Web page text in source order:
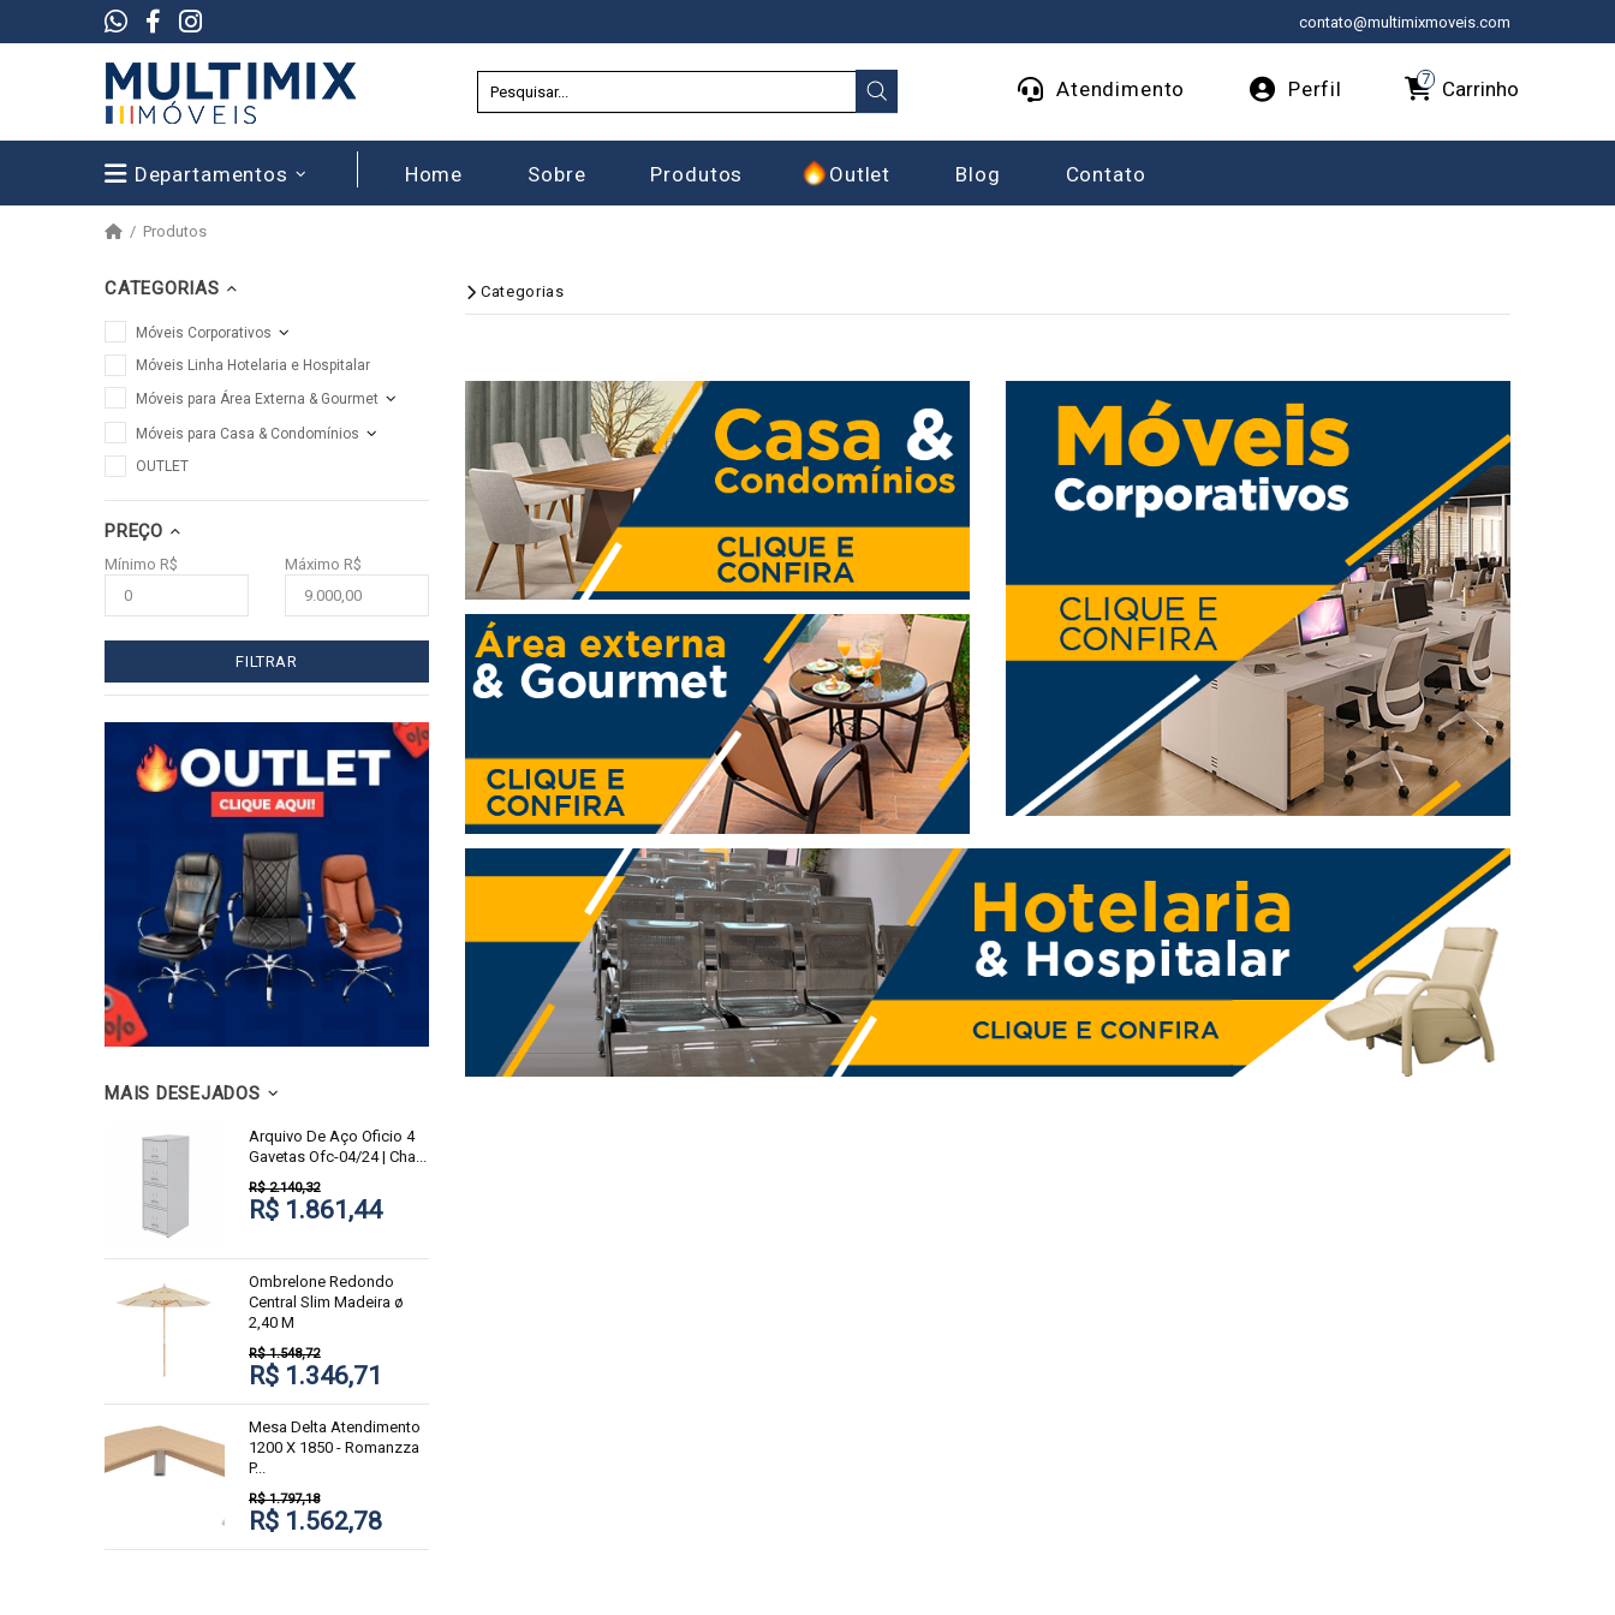
contato@multimixmoveis.com
Atendimento Perfil Carrinho
7
Departamentos Home Sobre Produtos Outlet Blog Contato
Produtos
CATEGORIAS
Móveis Corporativos
Móveis Linha Hotelaria e Hospitalar
Móveis para Área Externa & Gourmet
Móveis para Casa & Condomínios
OUTLET
PREÇO
Mínimo R$ Máximo R$
FILTRAR
MAIS DESEJADOS
Arquivo De Aço Oficio 4
Gavetas Ofc-04/24 | Cha...
R$ 2.140,32
R$ 1.861,44
Ombrelone Redondo
Central Slim Madeira ø
2,40 M
R$ 1.548,72
R$ 1.346,71
Mesa Delta Atendimento
1200 X 1850 - Romanzza
P...
R$ 1.797,18
R$ 1.562,78
Categorias